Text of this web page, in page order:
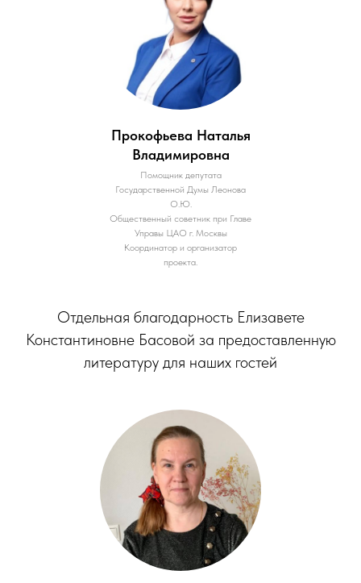
Прокофьева Наталья
Владимировна
Помощник депутата
Государственной Думы Леонова
О.Ю.
Общественный советник при Главе
Управы ЦАО г. Москвы
Координатор и организатор
проекта.
Отдельная благодарность Елизавете
Константиновне Басовой за предоставленную
литературу для наших гостей